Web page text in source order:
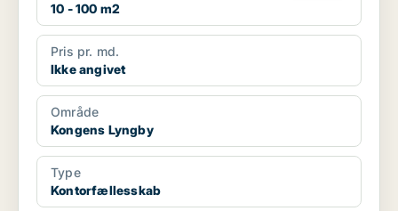
10 - 100 m2
Pris pr. md.
Ikke angivet
Område
Kongens Lyngby
Type
Kontorfællesskab